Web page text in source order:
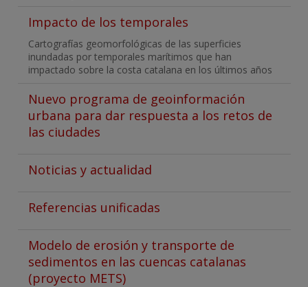
Impacto de los temporales
Cartografías geomorfológicas de las superficies
inundadas por temporales marítimos que han
impactado sobre la costa catalana en los últimos años
Nuevo programa de geoinformación
urbana para dar respuesta a los retos de
las ciudades
Noticias y actualidad
Referencias unificadas
Modelo de erosión y transporte de
sedimentos en las cuencas catalanas
(proyecto METS)